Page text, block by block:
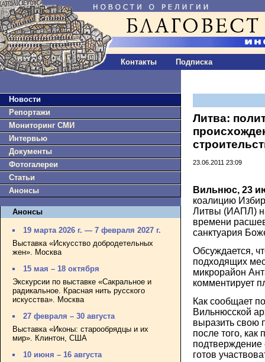
Контакты Подписка
Новости
Репортажи
Мониторинг СМИ
Интервью
Документы
Фотогалереи
Статьи
Анонсы
Анонсы
19 марта 2026 г. — 7 февраля 2027 г.
Выставка «Искусство добродетельных
жен». Москва
15 мая – 18 октября
Экскурсии по выставке «Сакральное и
радикальное. Красная нить русского
искусства». Москва
27 февраля – 30 августа
Выставка «Иконы: старообрядцы и их
мир». Клинтон, США
10 июня – 16 августа
Литва:
23.06.2011 23:09
Вильнюс, 23
коалицию
Литвы (ИАПЛ)
времени
санктуария
Обсуждается,
подходящих
микрорайон
комментирует
Как сообщает
Вильнюсской
выразить свою
после того, как
подтверждение
готов